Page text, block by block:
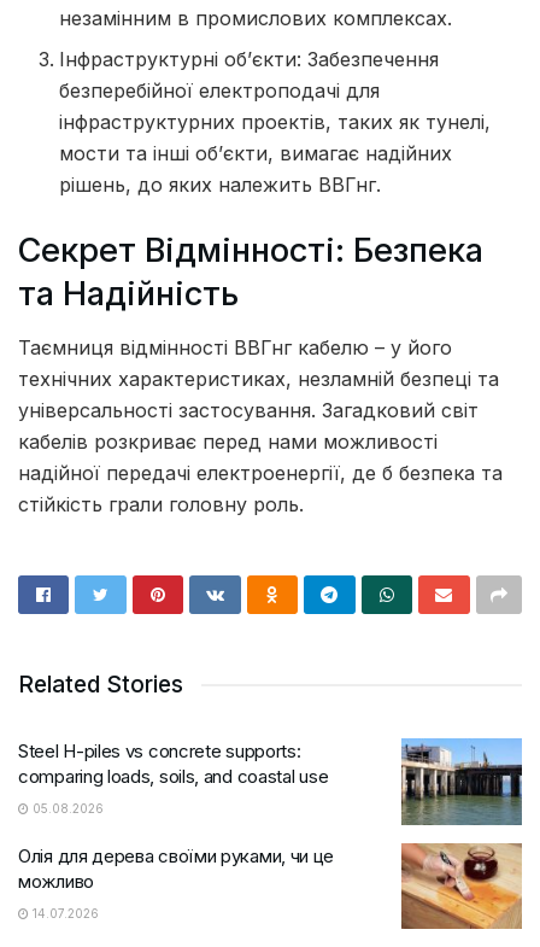
незамінним в промислових комплексах.
Інфраструктурні об’єкти: Забезпечення
безперебійної електроподачі для
інфраструктурних проектів, таких як тунелі,
мости та інші об’єкти, вимагає надійних
рішень, до яких належить ВВГнг.
Секрет Відмінності: Безпека
та Надійність
Таємниця відмінності ВВГнг кабелю – у його
технічних характеристиках, незламній безпеці та
універсальності застосування. Загадковий світ
кабелів розкриває перед нами можливості
надійної передачі електроенергії, де б безпека та
стійкість грали головну роль.
Related Stories
Steel H-piles vs concrete supports:
comparing loads, soils, and coastal use
05.08.2026
Олія для дерева своїми руками, чи це
можливо
14.07.2026